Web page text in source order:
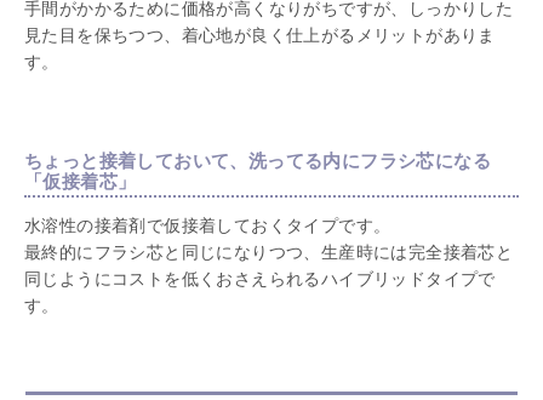
手間がかかるために価格が高くなりがちですが、しっかりした
見た目を保ちつつ、着心地が良く仕上がるメリットがありま
す。
ちょっと接着しておいて、洗ってる内にフラシ芯になる
「仮接着芯」
水溶性の接着剤で仮接着しておくタイプです。
最終的にフラシ芯と同じになりつつ、生産時には完全接着芯と
同じようにコストを低くおさえられるハイブリッドタイプで
す。